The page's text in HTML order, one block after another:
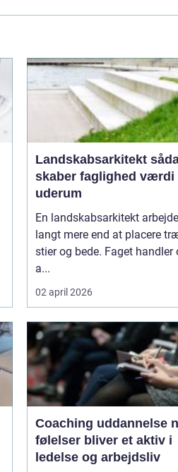
Landskabsarkitekt sådan
skaber faglighed værdi
uderum
En landskabsarkitekt
langt mere end at placere
stier og bede. Faget handler
a...
02 april 2026
Coaching uddannelse når
følelser bliver et aktiv i
ledelse og arbejdsliv